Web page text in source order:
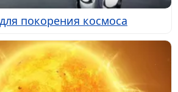
покорения космоса